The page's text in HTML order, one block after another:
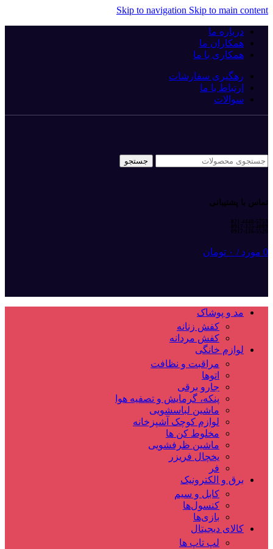
Skip to navigation Skip to main content
درباره ما
همکاران ما
همکاری با ما
رهگیری سفارشات
ارتباط با ما
سوالات
جستجو
تماس با پشتیبانی
021-4448-5753
0917-325-4089
0917-126-5520
0 مورد / ۰ تومان
مد و پوشاک
کفش زنانه
کفش مردانه
لوازم خانگی
مراقبت و نظافت
اتوها
جارو برقی
پنکه، گرمایش و تصفیه هوا
ماشین لباسشویی
لوازم کوچک آشپزخانه
مخلوط کن ها
ماشین ظرفشویی
یخچال فریزر
فر
برق و الکترونیک
کابل و سیم
کنسول‌ها
بازی‌ها
کالای دیجیتال
لپ تاپ ها